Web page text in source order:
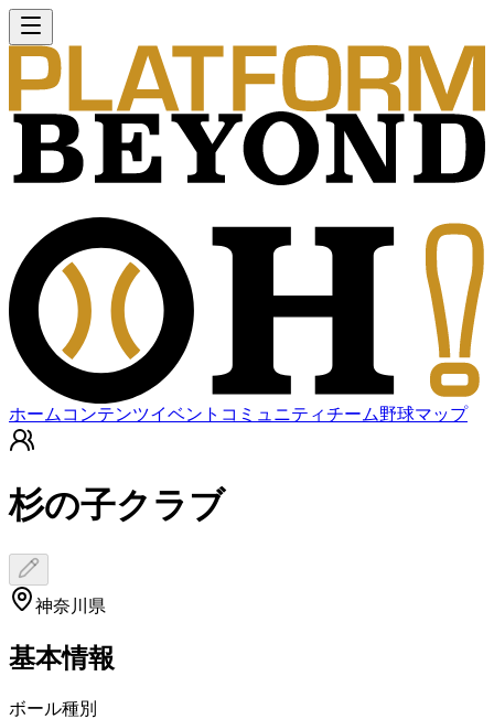
ホーム コンテンツイベント コミュニティチーム野球マップ
杉の子クラブ
神奈川県
基本情報
ボール種別